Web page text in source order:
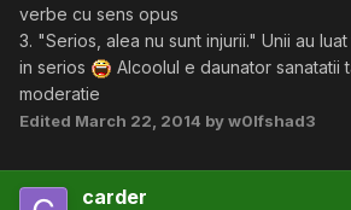
verbe cu sens opus
3. "Serios, alea nu sunt injurii." Unii au
in serios
Alcoolul e daunator sanatatii
moderatie
Edited March 22, 2014 by w0lfshad3
carder